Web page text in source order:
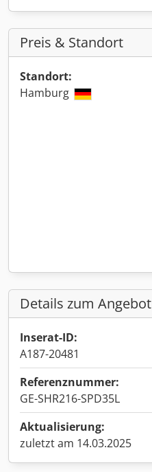
Preis & Standort
Standort:
Hamburg
Details zum Angebot
Inserat-ID:
A187-20481
Referenznummer:
GE-SHR216-SPD35L
Aktualisierung:
zuletzt am 14.03.2025